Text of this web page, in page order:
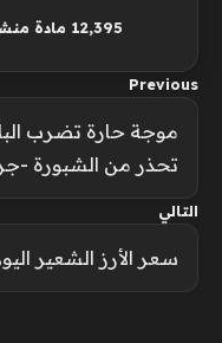
12٬395 مادة منشورة
Previous
موجة حارة تضرب
تحذر من الشبورة -
التالي
سعر الأرز الشعير اليوم